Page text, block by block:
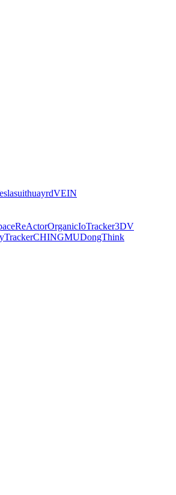
huayrdVEIN
ReActorOrganicIoTracker3DV
CHINGMUDongThink